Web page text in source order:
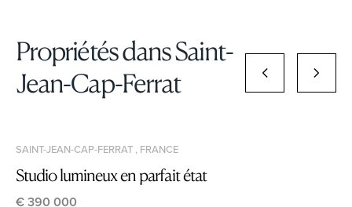
Propriétés dans Saint-
Jean-Cap-Ferrat
SAINT-JEAN-CAP-FERRAT , FRANCE
Studio lumineux en parfait état
€ 390 000